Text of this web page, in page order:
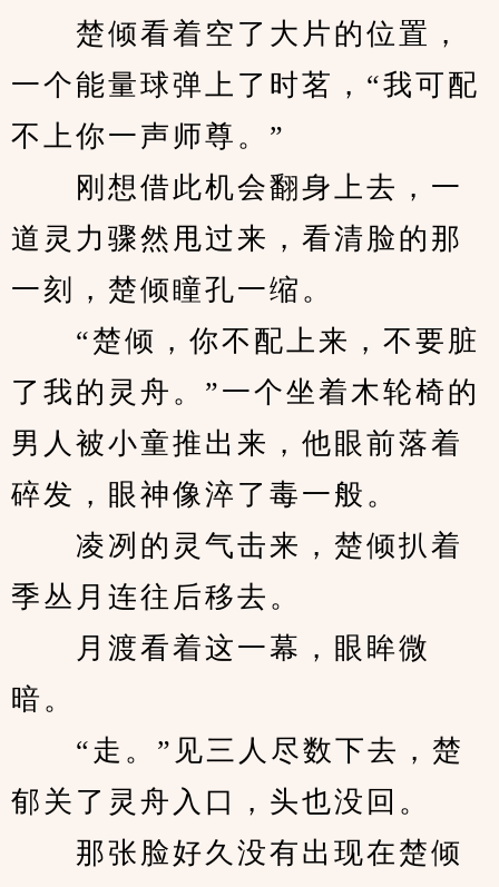
楚倾看着空了大片的位置，
一个能量球弹上了时茗，“我可配
不上你一声师尊。”
刚想借此机会翻身上去，一
道灵力骤然甩过来，看清脸的那
一刻，楚倾瞳孔一缩。
“楚倾，你不配上来，不要脏
了我的灵舟。”一个坐着木轮椅的
男人被小童推出来，他眼前落着
碎发，眼神像淬了毒一般。
凌冽的灵气击来，楚倾扒着
季丛月连往后移去。
月渡看着这一幕，眼眸微
暗。
“走。”见三人尽数下去，楚
郁关了灵舟入口，头也没回。
那张脸好久没有出现在楚倾